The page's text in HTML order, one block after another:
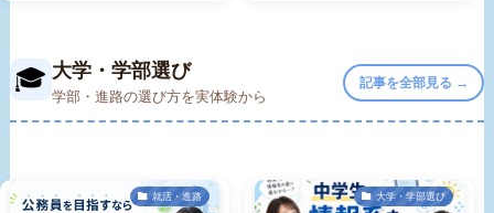
🎓 大学・学部選び
学部・進路の選び方を実体験から
記事を全部見る →
就活・進路 大学・学部選び